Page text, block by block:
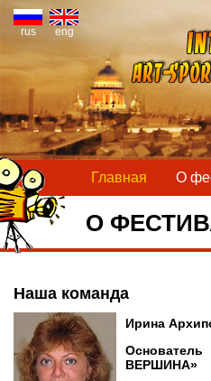
rus eng
Главная О
О
Наша команда
Ирина
ВЕРШИНА»